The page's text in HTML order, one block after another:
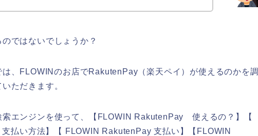
ではないでしょうか？
、FLOWINのお店でRakutenPay（楽天ペイ）が使えるのかを調
ただきます。
索エンジンを使って、【FLOWIN RakutenPay 使えるの？】【
払い方法】【 FLOWIN RakutenPay 支払い】【FLOWIN